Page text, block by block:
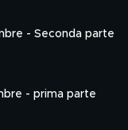
- Seconda parte
- prima parte